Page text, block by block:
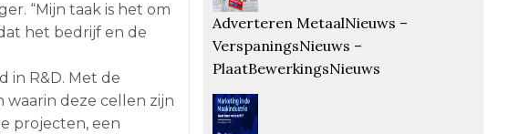
“Mijn taak is het om
het bedrijf en de
in R&D. Met de
deze cellen zijn
projecten, een
Adverteren MetaalNieuws –
VerspaningsNieuws –
PlaatBewerkingsNieuws